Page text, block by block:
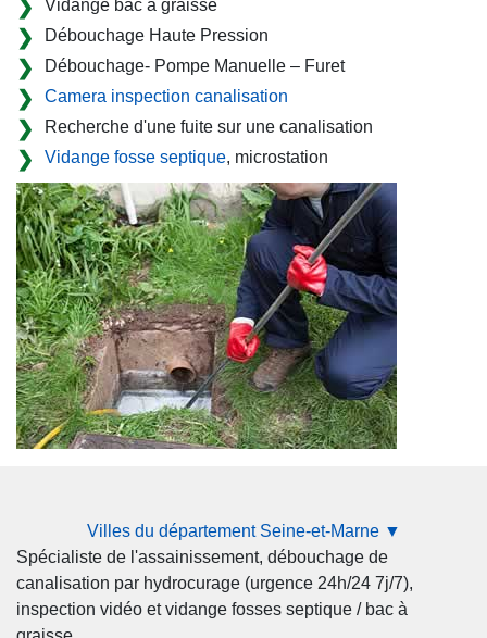
Vidange bac à graisse
Débouchage Haute Pression
Débouchage- Pompe Manuelle – Furet
Camera inspection canalisation
Recherche d'une fuite sur une canalisation
Vidange fosse septique, microstation
Villes du département Seine-et-Marne ▼
Spécialiste de l'assainissement, débouchage de
canalisation par hydrocurage (urgence 24h/24 7j/7),
inspection vidéo et vidange fosses septique / bac à